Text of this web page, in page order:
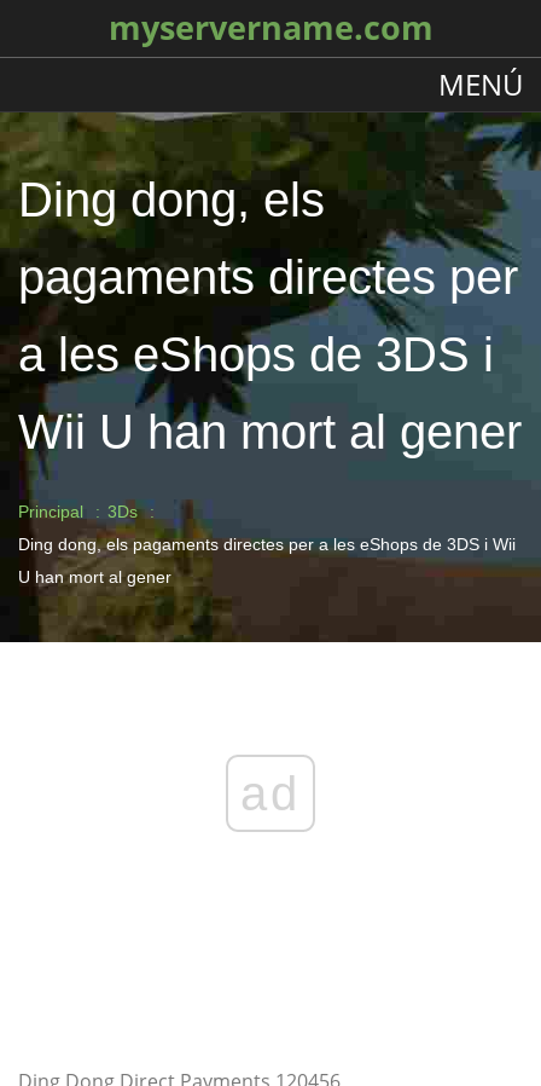
myservername.com
MENÚ
Ding dong, els
pagaments directes per
a les eShops de 3DS i
Wii U han mort al gener
Principal
3Ds
Ding dong, els pagaments directes per a les eShops de 3DS i Wii
U han mort al gener
ad